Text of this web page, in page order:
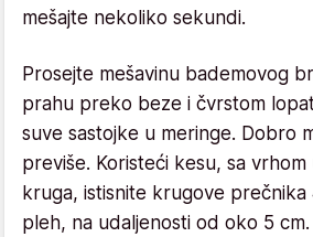
mešajte nekoliko sekundi.
Prosejte mešavinu bademovog
prahu preko beze i čvrstom
suve sastojke u meringe. Dobro
previše. Koristeći kesu, sa
kruga, istisnite krugove prečnika
pleh, na udaljenosti od oko 5